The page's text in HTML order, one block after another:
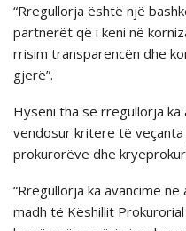
“Rregullorja është një
partnerët që i keni në
rrisim transparencën dhe
gjerë”.
Hyseni tha se rregullorja ka
vendosur kritere të
prokurorëve dhe
“Rregullorja ka avancime
madh të Këshillit